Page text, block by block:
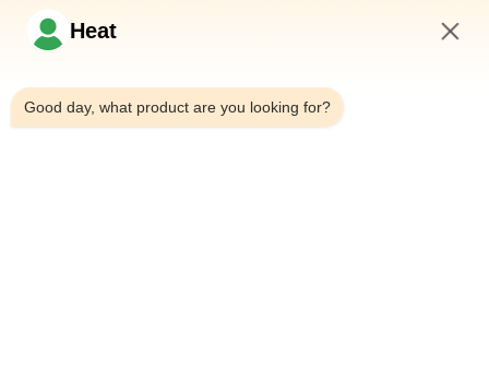
Heat
Good day, what product are you looking for?